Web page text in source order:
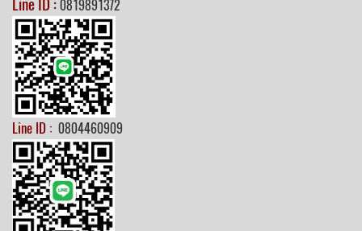
0819891372
Line ID : 0804460909